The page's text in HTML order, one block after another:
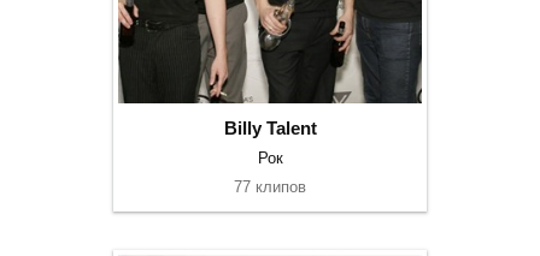
Billy Talent
Рок
77 клипов